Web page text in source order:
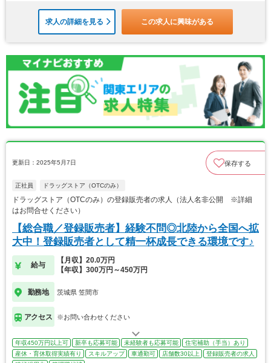
求人の詳細を見る この求人に興味がある
更新日：2025年5月7日 保存する
正社員 ドラッグストア（OTCのみ）
ドラッグストア（OTCのみ）の登録販売者の求人（法人名非公開 ※詳細
はお問合せください）
【総合職／登録販売者】経験不問◎北陸から全国へ拡
大中！登録販売者として精一杯成長できる環境です♪
給与
【月収】20.0万円
【年収】300万円～450万円
勤務地 茨城県 笠間市
アクセス ※お問い合わせください
年収450万円以上可 新卒も応募可能 未経験者も応募可能
住宅補助（手当）あり
産休・育休取得実績有り
スキルアップ 車通勤可 店舗数30以上
登録販売者の求人